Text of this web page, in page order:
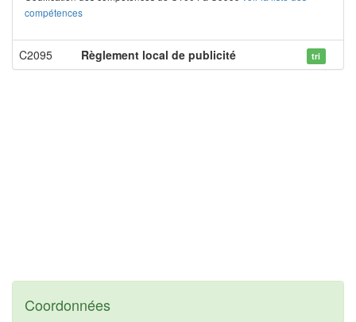
compétences
C2095 Règlement local de publicité tri
Coordonnées